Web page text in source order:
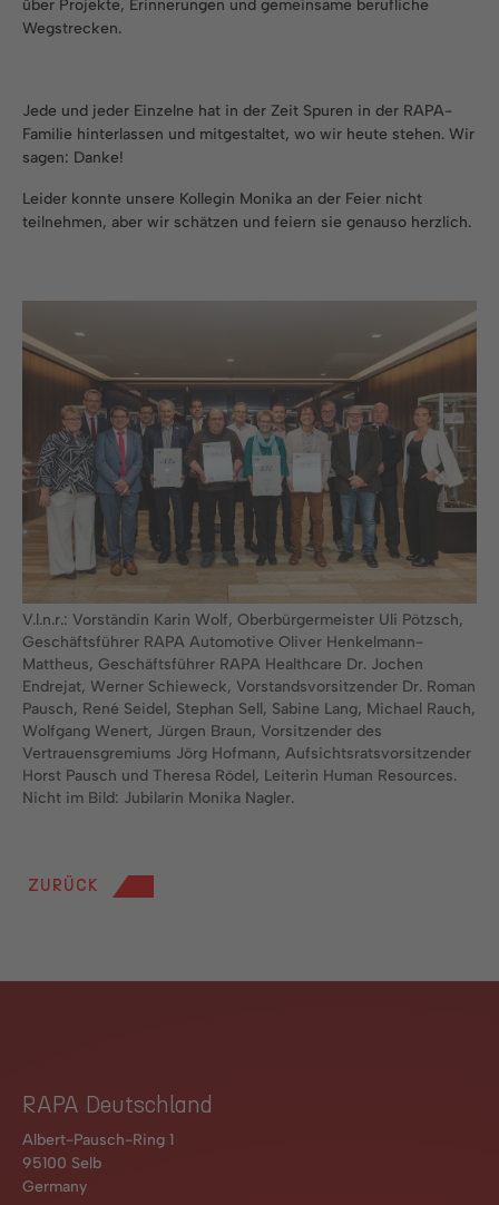
über Projekte, Erinnerungen und gemeinsame berufliche
Wegstrecken.
Jede und jeder Einzelne hat in der Zeit Spuren in der RAPA-
Familie hinterlassen und mitgestaltet, wo wir heute stehen. Wir
sagen: Danke!
Leider konnte unsere Kollegin Monika an der Feier nicht
teilnehmen, aber wir schätzen und feiern sie genauso herzlich.
V.l.n.r.: Vorständin Karin Wolf, Oberbürgermeister Uli Pötzsch,
Geschäftsführer RAPA Automotive Oliver Henkelmann-
Mattheus, Geschäftsführer RAPA Healthcare Dr. Jochen
Endrejat, Werner Schieweck, Vorstandsvorsitzender Dr. Roman
Pausch, René Seidel, Stephan Sell, Sabine Lang, Michael Rauch,
Wolfgang Wenert, Jürgen Braun, Vorsitzender des
Vertrauensgremiums Jörg Hofmann, Aufsichtsratsvorsitzender
Horst Pausch und Theresa Rödel, Leiterin Human Resources.
Nicht im Bild: Jubilarin Monika Nagler.
ZURÜCK
RAPA Deutschland
Albert-Pausch-Ring 1
95100 Selb
Germany